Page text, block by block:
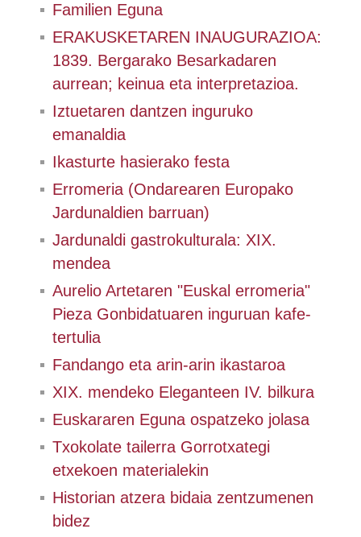
Familien Eguna
ERAKUSKETAREN INAUGURAZIOA:
1839. Bergarako Besarkadaren
aurrean; keinua eta interpretazioa.
Iztuetaren dantzen inguruko
emanaldia
Ikasturte hasierako festa
Erromeria (Ondarearen Europako
Jardunaldien barruan)
Jardunaldi gastrokulturala: XIX.
mendea
Aurelio Artetaren "Euskal erromeria"
Pieza Gonbidatuaren inguruan kafe-
tertulia
Fandango eta arin-arin ikastaroa
XIX. mendeko Eleganteen IV. bilkura
Euskararen Eguna ospatzeko jolasa
Txokolate tailerra Gorrotxategi
etxekoen materialekin
Historian atzera bidaia zentzumenen
bidez